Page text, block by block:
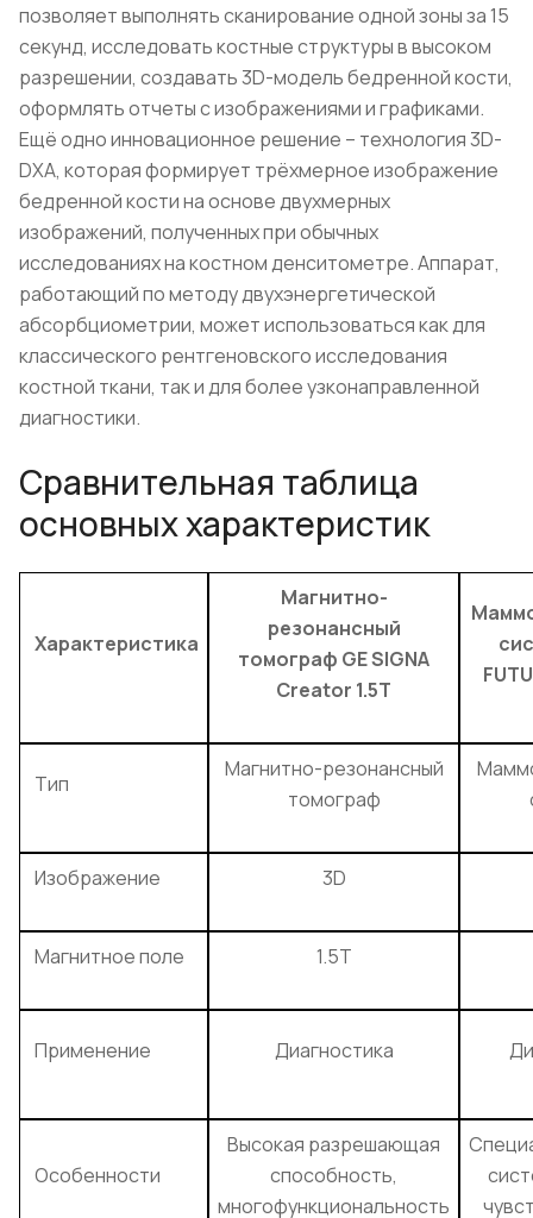
позволяет выполнять сканирование одной зоны за 15
секунд, исследовать костные структуры в высоком
разрешении, создавать 3D-модель бедренной кости,
оформлять отчеты с изображениями и графиками.
Ещё одно инновационное решение – технология 3D-
DXA, которая формирует трёхмерное изображение
бедренной кости на основе двухмерных
изображений, полученных при обычных
исследованиях на костном денситометре. Аппарат,
работающий по методу двухэнергетической
абсорбциометрии, может использоваться как для
классического рентгеновского исследования
костной ткани, так и для более узконаправленной
диагностики.
Сравнительная таблица
основных характеристик
Характеристика
Магнитно-
резонансный
томограф GE SIGNA
Creator 1.5T
Тип
Магнитно-резонансный
томограф
Изображение 3D
Магнитное поле 1.5T
Применение Диагностика
Особенности
Высокая разрешающая
способность,
многофункциональность